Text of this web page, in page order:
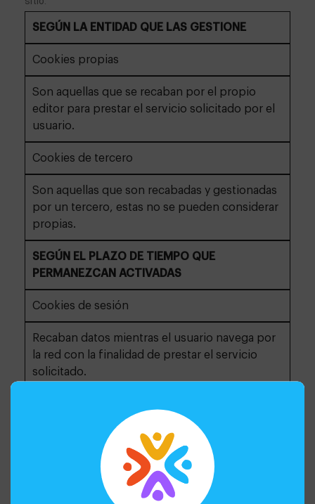
SEGÚN LA ENTIDAD QUE LAS GESTIONE
Cookies propias
Son aquellas que se recaban por el propio
editor para prestar el servicio solicitado por el
usuario.
Cookies de tercero
Son aquellas que son recabadas y gestionadas
por un tercero, estas no se pueden considerar
propias.
SEGÚN EL PLAZO DE TIEMPO QUE
PERMANEZCAN ACTIVADAS
Cookies de sesión
Recaban datos mientras el usuario navega por
la red con la finalidad de prestar el servicio
solicitado.
Se almacenan en el terminal y la información
obtenida, será utilizada por el responsable de
la cookie con la finalidad de prestar el servicio